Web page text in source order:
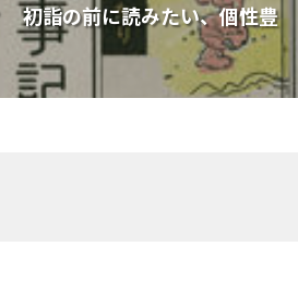
初詣の前に読みたい、個性豊